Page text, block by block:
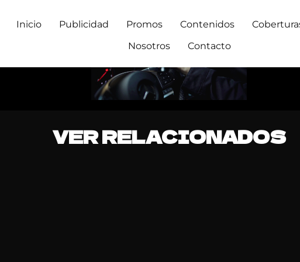
Inicio Publicidad Promos Contenidos
Nosotros
Contacto
VER RELACIONADOS